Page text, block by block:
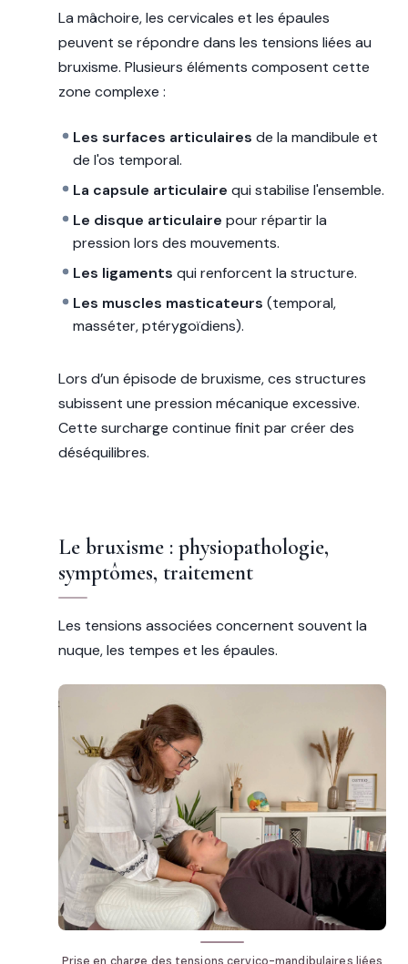
La mâchoire, les cervicales et les épaules
peuvent se répondre dans les tensions liées au
bruxisme. Plusieurs éléments composent cette
zone complexe :
Les surfaces articulaires de la mandibule et
de l'os temporal.
La capsule articulaire qui stabilise l'ensemble.
Le disque articulaire pour répartir la
pression lors des mouvements.
Les ligaments qui renforcent la structure.
Les muscles masticateurs (temporal,
masséter, ptérygoïdiens).
Lors d’un épisode de bruxisme, ces structures
subissent une pression mécanique excessive.
Cette surcharge continue finit par créer des
déséquilibres.
Le bruxisme : physiopathologie,
symptômes, traitement
Les tensions associées concernent souvent la
nuque, les tempes et les épaules.